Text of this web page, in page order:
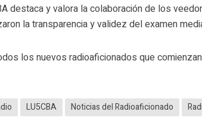
destaca y valora la colaboración de los
la transparencia y validez del examen
los nuevos radioaficionados que
LU5CBA Noticias del Radioaficionado